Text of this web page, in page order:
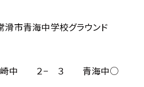
滑市青海中学校グラウンド
崎中 ２− ３ 青海中○